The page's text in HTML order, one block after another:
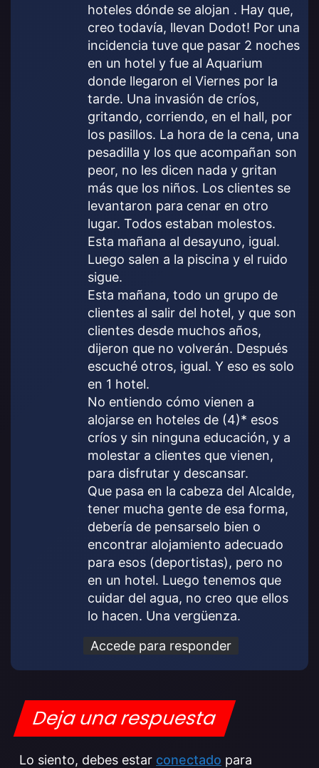
hoteles dónde se alojan . Hay que,
creo todavía, llevan Dodot! Por una
incidencia tuve que pasar 2 noches
en un hotel y fue al Aquarium
donde llegaron el Viernes por la
tarde. Una invasión de críos,
gritando, corriendo, en el hall, por
los pasillos. La hora de la cena, una
pesadilla y los que acompañan son
peor, no les dicen nada y gritan
más que los niños. Los clientes se
levantaron para cenar en otro
lugar. Todos estaban molestos.
Esta mañana al desayuno, igual.
Luego salen a la piscina y el ruido
sigue.
Esta mañana, todo un grupo de
clientes al salir del hotel, y que son
clientes desde muchos años,
dijeron que no volverán. Después
escuché otros, igual. Y eso es solo
en 1 hotel.
No entiendo cómo vienen a
alojarse en hoteles de (4)* esos
críos y sin ninguna educación, y a
molestar a clientes que vienen,
para disfrutar y descansar.
Que pasa en la cabeza del Alcalde,
tener mucha gente de esa forma,
debería de pensarselo bien o
encontrar alojamiento adecuado
para esos (deportistas), pero no
en un hotel. Luego tenemos que
cuidar del agua, no creo que ellos
lo hacen. Una vergüenza.
Accede para responder
Deja una respuesta
Lo siento, debes estar conectado para